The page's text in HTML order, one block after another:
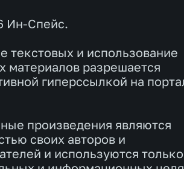
Ин-Спейс.
текстовых и использование
материалов разрешается
гиперссылкой на
произведения являются
своих авторов и
и используются